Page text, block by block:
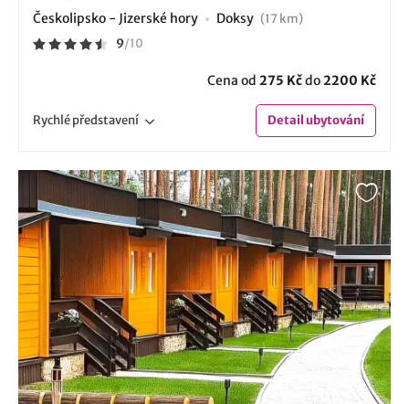
Českolipsko - Jizerské hory Doksy (17 km)
9/10
Cena od 275 Kčdo2200 Kč
Rychlépředstavení Detailubytování